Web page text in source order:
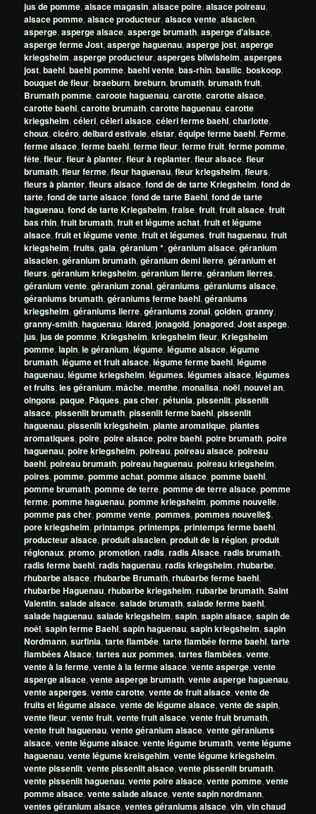
jus de pomme,alsace magasin,alsace poire,alsace poireau,
alsace pomme,alsace producteur,alsace vente,alsacien,
asperge,asperge alsace,asperge brumath,asperge d'alsace,
asperge ferme Jost,asperge haguenau,asperge jost,asperge
kriegsheim,asperge producteur,asperges bilwisheim,asperges
jost,baehl,baehl pomme,baehl vente,bas-rhin,basilic,boskoop,
bouquet de fleur,braeburn,breburn,brumath,brumath fruit,
Brumath pomme,caroote haguenau,carotte,carotte alsace,
carotte baehl,carotte brumath,carotte haguenau,carotte
kriegsheim,céleri,céleri alsace,céleri ferme baehl,charlotte,
choux,cicéro,delbard estivale,elstar,équipe ferme baehl,Ferme,
ferme alsace,ferme baehl,ferme fleur,ferme fruit,ferme pomme,
fête,fleur,fleur à planter,fleur à replanter,fleur alsace,fleur
brumath,fleur ferme,fleur haguenau,fleur kriegsheim,fleurs,
fleurs à planter,fleurs alsace,fond de de tarte Kriegsheim,fond de
tarte,fond de tarte alsace,fond de tarte Baehl,fond de tarte
haguenau,fond de tarte Kriegsheim,fraise,fruit,fruit alsace,fruit
bas rhin,fruit brumath,fruit et légume achat,fruit et légume
alsace,fruit et légume vente,fruit et légumes,fruit haguenau,fruit
kriegsheim,fruits,gala,géranium *,géranium alsace,géranium
alsacien,géranium brumath,géranium demi lierre,géranium et
fleurs,géranium kriegsheim,géranium lierre,géranium lierres,
géranium vente,géranium zonal,géraniums,géraniums alsace,
géraniums brumath,géraniums ferme baehl,géraniums
kriegsheim,géraniums lierre,géraniums zonal,golden,granny,
granny-smith,haguenau,idared,jonagold,jonagored,Jost aspege,
jus,jus de pomme,Kriegsheim,kriegsheim fleur,Kriegsheim
pomme,lapin,le géranium,légume,légume alsace,légume
brumath,légume et fruit alsace,légume ferme baehl,légume
haguenau,légume kriegsheim,légumes,légumes alsace,légumes
et fruits,les géranium,mâche,menthe,monalisa,noël,nouvel an,
oingons,paque, Pâques,pas cher,pétunia,pissenlit,pissenlit
alsace,pissenlit brumath,pissenlit ferme baehl,pissenlit
haguenau,pissenlit kriegsheim,plante aromatique,plantes
aromatiques,poire,poire alsace,poire baehl,poire brumath,poire
haguenau,poire kriegsheim,poireau,poireau alsace,poireau
baehl,poireau brumath,poireau haguenau,poireau kriegsheim,
poires,pomme,pomme achat,pomme alsace,pomme baehl,
pomme brumath,pomme de terre,pomme de terre alsace,pomme
ferme,pomme haguenau,pomme kriegsheim,pomme nouvelle,
pomme pas cher,pomme vente,pommes,pommes nouvelle$,
pore kriegsheim,printamps,printemps,printemps ferme baehl,
producteur alsace,produit alsacien,produit de la région,produit
régionaux,promo,promotion,radis,radis Alsace,radis brumath,
radis ferme baehl,radis haguenau,radis kriegsheim,rhubarbe,
rhubarbe alsace,rhubarbe Brumath,rhubarbe ferme baehl,
rhubarbe Haguenau,rhubarbe kriegsheim,rubarbe brumath,Saint
Valentin,salade alsace,salade brumath,salade ferme baehl,
salade haguenau,salade kriegsheim,sapin,sapin alsace,sapin de
noêl,sapin ferme Baehl,sapin haguenau,sapin kriegsheim,sapin
Nordmann,surfinia,tarte flambée,tarte flambée ferme baehl,tarte
flambées Alsace,tartes aux pommes,tartes flambées,vente,
vente à la ferme,vente à la ferme alsace,vente asperge,vente
asperge alsace,vente asperge brumath,vente asperge haguenau,
vente asperges,vente carotte,vente de fruit alsace,vente de
fruits et légume alsace,vente de légume alsace,vente de sapin,
vente fleur,vente fruit,vente fruit alsace,vente fruit brumath,
vente fruit haguenau,vente géranium alsace,vente géraniums
alsace,vente légume alsace,vente légume brumath,vente légume
haguenau,vente légume kreisgehim,vente légume kriegsheim,
vente pissenlit,vente pissenlit alsace,vente pissenlit brumath,
vente pissenlit haguenau,vente poire alsace,vente pomme,vente
pomme alsace,vente salade alsace,vente sapin nordmann,
ventes géranium alsace,ventes géraniums alsace,vin,vin chaud